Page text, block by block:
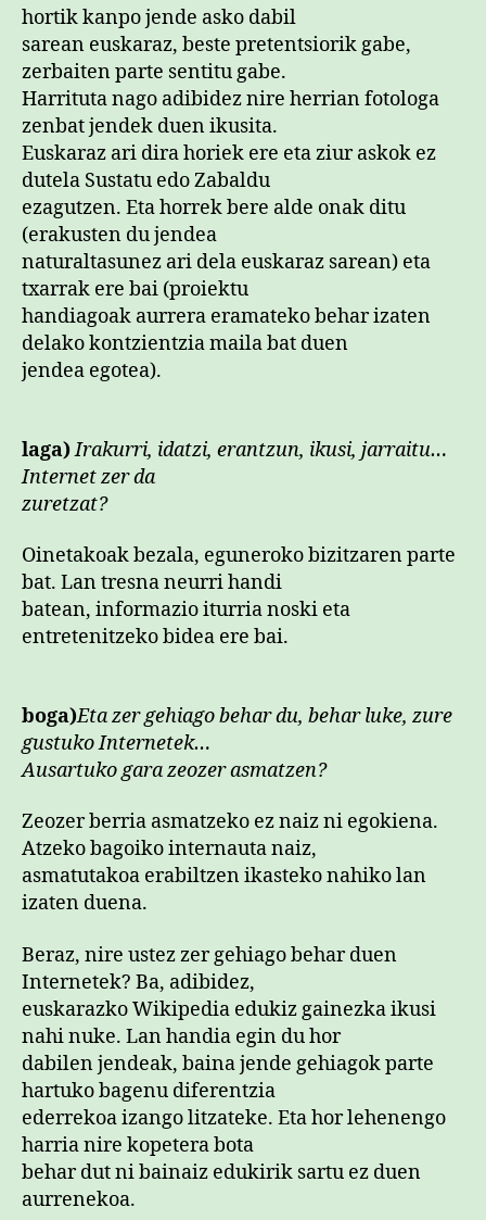
hortik kanpo jende asko dabil
sarean euskaraz, beste pretentsiorik gabe,
zerbaiten parte sentitu gabe.
Harrituta nago adibidez nire herrian fotologa
zenbat jendek duen ikusita.
Euskaraz ari dira horiek ere eta ziur askok ez
dutela Sustatu edo Zabaldu
ezagutzen. Eta horrek bere alde onak ditu
(erakusten du jendea
naturaltasunez ari dela euskaraz sarean) eta
txarrak ere bai (proiektu
handiagoak aurrera eramateko behar izaten
delako kontzientzia maila bat duen
jendea egotea).
laga)Irakurri, idatzi, erantzun, ikusi, jarraitu…
Internet zer da
zuretzat?
Oinetakoak bezala, eguneroko bizitzaren parte
bat. Lan tresna neurri handi
batean, informazio iturria noski eta
entretenitzeko bidea ere bai.
boga)Eta zer gehiago behar du, behar luke, zure
gustuko Internetek…
Ausartuko gara zeozer asmatzen?
Zeozer berria asmatzeko ez naiz ni egokiena.
Atzeko bagoiko internauta naiz,
asmatutakoa erabiltzen ikasteko nahiko lan
izaten duena.
Beraz, nire ustez zer gehiago behar duen
Internetek? Ba, adibidez,
euskarazko Wikipedia edukiz gainezka ikusi
nahi nuke. Lan handia egin du hor
dabilen jendeak, baina jende gehiagok parte
hartuko bagenu diferentzia
ederrekoa izango litzateke. Eta hor lehenengo
harria nire kopetera bota
behar dut ni bainaiz edukirik sartu ez duen
aurrenekoa.